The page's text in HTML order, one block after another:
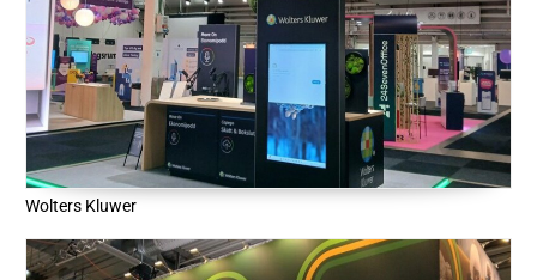
Wolters Kluwer